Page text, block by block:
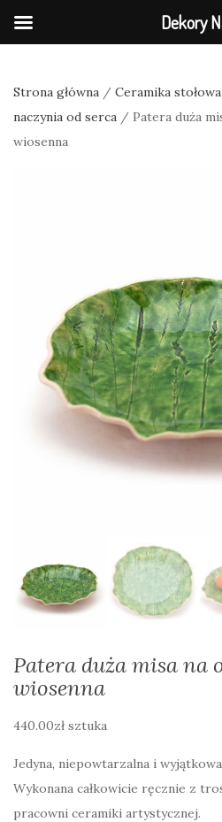
Strona główna / Ceramika stołowa
naczynia od serca / Patera duża
wiosenna
Patera duża misa na
wiosenna
440.00zł sztuka
Jedyna, niepowtarzalna i
Wykonana całkowicie ręcznie z
pracowni ceramiki artystycznej.
Dekory